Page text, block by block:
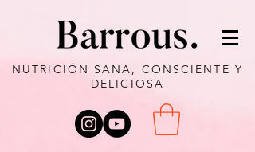
NUTRICIÓN SANA, CONSCIENTE Y
DELICIOSA